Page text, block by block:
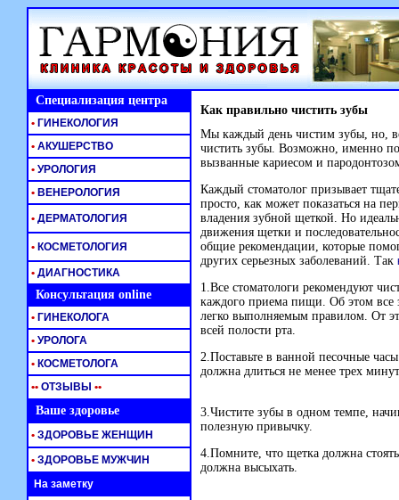
Специализация центра Как правильно чистить зубы
Мы каждый день чистим зубы, но,
чистить зубы. Возможно, именно
вызванные кариесом и
Каждый стоматолог призывает
просто, как может показаться на
владения зубной щеткой. Но
движения щетки и
общие рекомендации, которые
других серьезных заболеваний. Так
1.Все стоматологи рекомендуют
каждого приема пищи. Об этом все
легко выполняемым правилом. От
всей полости рта.
2.Поставьте в ванной песочные
должна длиться не менее трех
3.Чистите зубы в одном темпе,
полезную привычку.
4.Помните, что щетка должна
должна высыхать.
• ГИНЕКОЛОГИЯ
• АКУШЕРСТВО
• УРОЛОГИЯ
• ВЕНЕРОЛОГИЯ
• ДЕРМАТОЛОГИЯ
• КОСМЕТОЛОГИЯ
• ДИАГНОСТИКА
Консультация online
• ГИНЕКОЛОГА
• УРОЛОГА
• КОСМЕТОЛОГА
•• ОТЗЫВЫ ••
Ваше здоровье
• ЗДОРОВЬЕ ЖЕНЩИН
• ЗДОРОВЬЕ МУЖЧИН
На заметку